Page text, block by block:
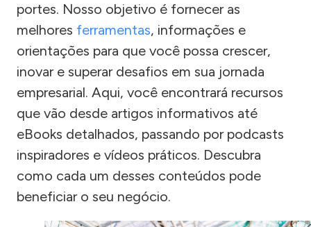
portes. Nosso objetivo é fornecer as
melhores ferramentas, informações e
orientações para que você possa crescer,
inovar e superar desafios em sua jornada
empresarial. Aqui, você encontrará recursos
que vão desde artigos informativos até
eBooks detalhados, passando por podcasts
inspiradores e vídeos práticos. Descubra
como cada um desses conteúdos pode
beneficiar o seu negócio.